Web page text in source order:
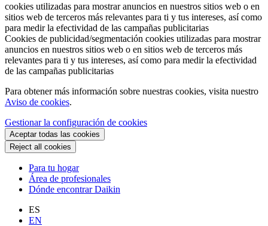
cookies utilizadas para mostrar anuncios en nuestros sitios web o en
sitios web de terceros más relevantes para ti y tus intereses, así como
para medir la efectividad de las campañas publicitarias
Cookies de publicidad/segmentación cookies utilizadas para mostrar
anuncios en nuestros sitios web o en sitios web de terceros más
relevantes para ti y tus intereses, así como para medir la efectividad
de las campañas publicitarias
Para obtener más información sobre nuestras cookies, visita nuestro
Aviso de cookies.
Gestionar la configuración de cookies
Aceptar todas las cookies
Reject all cookies
Para tu hogar
Área de profesionales
Dónde encontrar Daikin
ES
EN